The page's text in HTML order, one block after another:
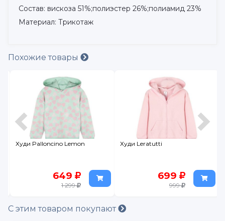
Состав: вискоза 51%;полиэстер 26%;полиамид 23%
Материал: Трикотаж
Похожие товары
Худи Palloncino Lemon
649
1 299
Худи Leratutti
699
999
С этим товаром покупают